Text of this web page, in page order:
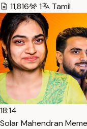
11,816 1 Tamil
18:14
Solar Mahendran